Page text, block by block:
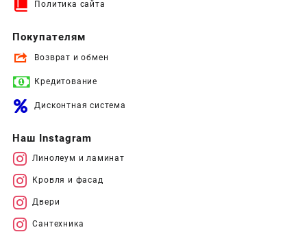
Политика сайта
Покупателям
Возврат и обмен
Кредитование
Дисконтная система
Наш Instagram
Линолеум и ламинат
Кровля и фасад
Двери
Сантехника